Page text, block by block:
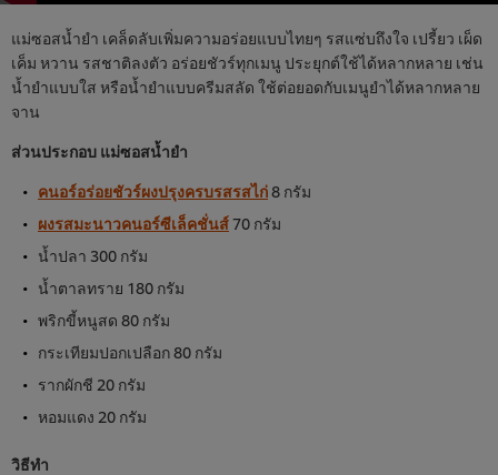
แม่ซอสน้ำยำ เคล็ดลับเพิ่มความอร่อยแบบไทยๆ รสแซ่บถึงใจ เปรี้ยว เผ็ด
เค็ม หวาน รสชาติลงตัว อร่อยชัวร์ทุกเมนู ประยุกต์ใช้ได้หลากหลาย เช่น
น้ำยำแบบใส หรือน้ำยำแบบครีมสลัด ใช้ต่อยอดกับเมนูยำได้หลากหลาย
จาน
ส่วนประกอบ แม่ซอสน้ำยำ
คนอร์อร่อยชัวร์ผงปรุงครบรสรสไก่8 กรัม
ผงรสมะนาวคนอร์ซีเล็คชั่นส์70 กรัม
น้ำปลา 300 กรัม
น้ำตาลทราย 180 กรัม
พริกขี้หนูสด 80 กรัม
กระเทียมปอกเปลือก 80 กรัม
รากผักชี 20 กรัม
หอมแดง 20 กรัม
วิธีทำ